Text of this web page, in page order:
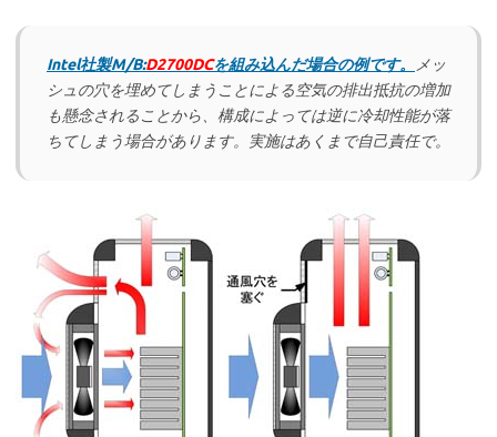
Intel社製M/B:D2700DCを組み込んだ場合の例です。
メッ
シュの穴を埋めてしまうことによる空気の排出抵抗の増加
も懸念されることから、構成によっては逆に冷却性能が落
ちてしまう場合があります。実施はあくまで自己責任で。